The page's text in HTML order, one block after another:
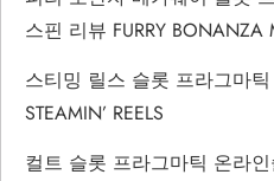
스핀 리뷰 FURRY BONANZA
스티밍 릴스 슬롯 프라그마
STEAMIN’ REELS
컬트 슬롯 프라그마틱 온라